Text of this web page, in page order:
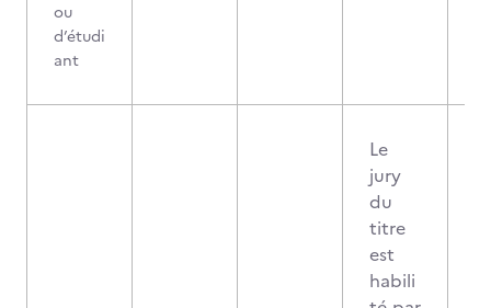
ou
d’étudi
ant
Le
jury
du
titre
est
habili